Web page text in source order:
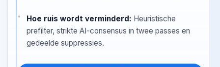
Waar analyse draait:Code- en
dependencyanalyse draaien lokaal in de editor.